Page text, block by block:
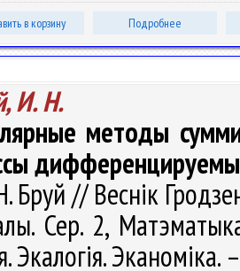
в корзину Подробнее
И. Н.
методы
Бруй // Веснік
Сер. 2,
Экалогія.